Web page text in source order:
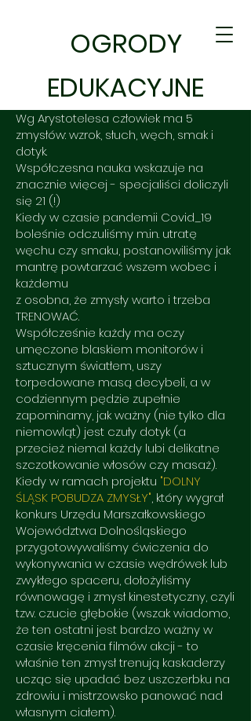
OGRODY
EDUKACYJNE
Wg Arystotelesa człowiek ma 5
zmysłów: wzrok, słuch, węch, smak i
dotyk.
Współczesna nauka wskazuje na
znacznie więcej - specjaliści doliczyli
się 21 (!)
Kiedy w czasie pandemii Covid_19
boleśnie odczuliśmy m.in. utratę
węchu czy smaku, postanowiliśmy jak
mantrę powtarzać wszem wobec i
każdemu
z osobna, że zmysły warto i trzeba
TRENOWAĆ.
Współcześnie każdy ma oczy
umęczone blaskiem monitorów i
sztucznym światłem, uszy
torpedowane masą decybeli, a w
codziennym pędzie zupełnie
zapominamy, jak ważny (nie tylko dla
niemowląt) jest czuły dotyk (a
przecież niemal każdy lubi delikatne
szczotkowanie włosów czy masaż).
Kiedy w ramach projektu "DOLNY
ŚLĄSK POBUDZA ZMYSŁY", który wygrał
konkurs Urzędu Marszałkowskiego
Województwa Dolnośląskiego
przygotowywaliśmy ćwiczenia do
wykonywania w czasie wędrówek lub
zwykłego spaceru, dołożyliśmy
równowagę i zmysł kinestetyczny, czyli
tzw. czucie głębokie (wszak wiadomo,
że ten ostatni jest bardzo ważny w
czasie kręcenia filmów akcji - to
właśnie ten zmysł trenują kaskaderzy
ucząc się upadać bez uszczerbku na
zdrowiu i mistrzowsko panować nad
własnym ciałem).